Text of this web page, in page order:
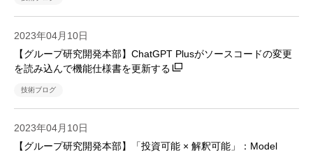
2023年04月10日
【グループ研究開発本部】ChatGPT Plusがソースコードの変更
を読み込んで機能仕様書を更新する
技術ブログ
2023年04月10日
【グループ研究開発本部】「投資可能 × 解釈可能」：Model